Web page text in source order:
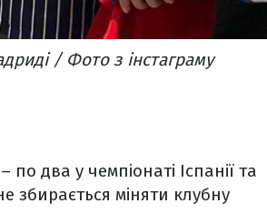
/ Фото з інстаграму
два у чемпіонаті Іспанії та
збирається міняти клубну